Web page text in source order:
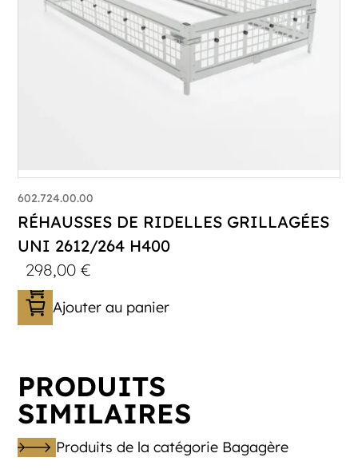
602.724.00.00
RÉHAUSSES DE RIDELLES GRILLAGÉES
UNI 2612/264 H400
298,00€
Ajouter au panier
PRODUITS
SIMILAIRES
Produits de la catégorie Bagagère